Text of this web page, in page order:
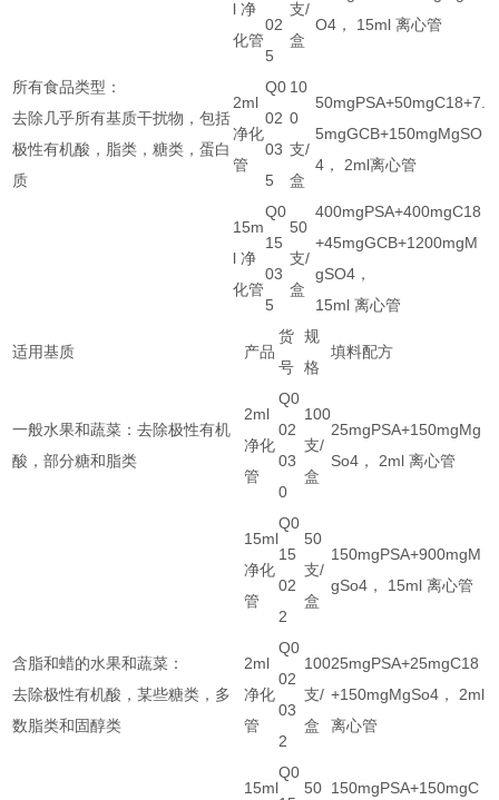
l 净
化管
02
5
支/
盒
O4， 15ml 离心管
所有食品类型：
去除几乎所有基质干扰物，包括
极性有机酸，脂类，糖类，蛋白
质
2ml
净化
管
Q0
02
03
5
10
0
支/
盒
50mgPSA+50mgC18+7.
5mgGCB+150mgMgSO
4， 2ml离心管
15m
l 净
化管
Q0
15
03
5
50
支/
盒
400mgPSA+400mgC18
+45mgGCB+1200mgM
gSO4，
15ml 离心管
适用基质 产品
货
号
规
格
填料配方
一般水果和蔬菜：去除极性有机
酸，部分糖和脂类
2ml
净化
管
Q0
02
03
0
100
支/
盒
25mgPSA+150mgMg
So4， 2ml 离心管
15ml
净化
管
Q0
15
02
2
50
支/
盒
150mgPSA+900mgM
gSo4， 15ml 离心管
含脂和蜡的水果和蔬菜：
去除极性有机酸，某些糖类，多
数脂类和固醇类
2ml
净化
管
Q0
02
03
2
100
支/
盒
25mgPSA+25mgC18
+150mgMgSo4， 2ml
离心管
15ml
Q0
50 150mgPSA+150mgC